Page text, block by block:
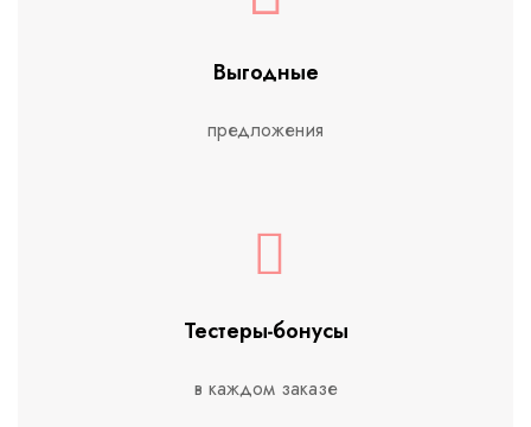
Выгодные
предложения
Тестеры-бонусы
в каждом заказе